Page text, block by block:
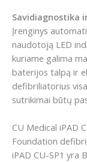
Savidiagnostika
Įrenginys
naudotoją LED
kuriame galima
baterijos talpą ir
defibriliatorius
sutrikimai būtų
CU Medical iPAD
Foundation
iPAD CU-SP1 yra